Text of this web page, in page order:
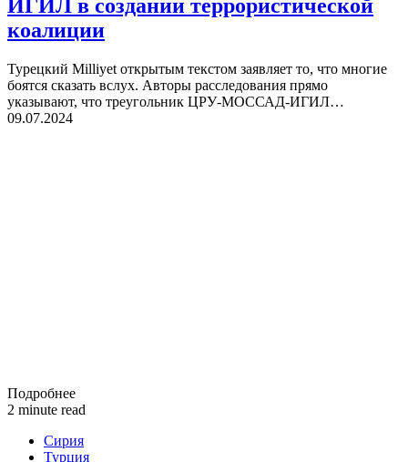
ИГИЛ в создании террористической
коалиции
Турецкий Milliyet открытым текстом заявляет то, что многие
боятся сказать вслух. Авторы расследования прямо
указывают, что треугольник ЦРУ-МОССАД-ИГИЛ…
09.07.2024
Подробнее
2 minute read
Сирия
Турция